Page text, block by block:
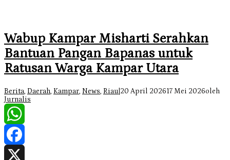
Wabup Kampar Misharti Serahkan
Bantuan Pangan Bapanas untuk
Ratusan Warga Kampar Utara
Berita, Daerah, Kampar, News, Riau 20 April 202617 Mei 2026oleh
Jurnalis
WhatsApp
Facebook